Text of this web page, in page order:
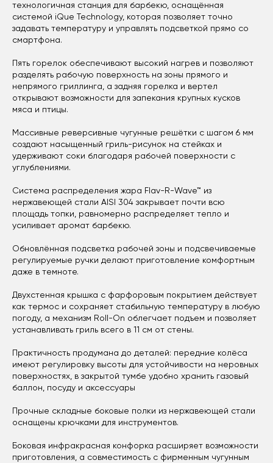
технологичная станция для барбекю, оснащённая
системой iQue Technology, которая позволяет точно
задавать температуру и управлять подсветкой прямо со
смартфона.
Пять горелок обеспечивают высокий нагрев и позволяют
разделять рабочую поверхность на зоны прямого и
непрямого гриллинга, а задняя горелка и вертел
открывают возможности для запекания крупных кусков
мяса и птицы.
Массивные реверсивные чугунные решётки с шагом 6 мм
создают насыщенный гриль-рисунок на стейках и
удерживают соки благодаря рабочей поверхности с
углублениями.
Система распределения жара Flav-R-Wave™ из
нержавеющей стали AISI 304 закрывает почти всю
площадь топки, равномерно распределяет тепло и
усиливает аромат барбекю.
Обновлённая подсветка рабочей зоны и подсвечиваемые
регулируемые ручки делают приготовление комфортным
даже в темноте.
Двухстенная крышка с фарфоровым покрытием действует
как термос и сохраняет стабильную температуру в любую
погоду, а механизм Roll-On облегчает подъем и позволяет
устанавливать гриль всего в 11 см от стены.
Практичность продумана до деталей: передние колёса
имеют регулировку высоты для устойчивости на неровных
поверхностях, в закрытой тумбе удобно хранить газовый
баллон, посуду и аксессуары
Прочные складные боковые полки из нержавеющей стали
оснащены крючками для инструментов.
Боковая инфракрасная конфорка расширяет возможности
приготовления, а совместимость с фирменным чугунным